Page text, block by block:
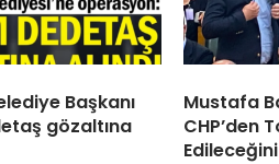
Başkanı
gözaltına
Mustafa
CHP’den
Edileceğini